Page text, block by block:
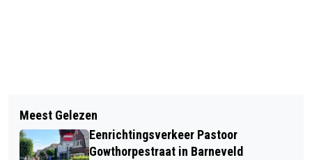
ZOMER UPDATES AMBACHTEN
MUSEUM
SPEUREN NAAR SPOREN
Meest Gelezen
Eenrichtingsverkeer Pastoor
Gowthorpestraat in Barneveld